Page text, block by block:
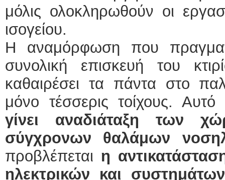
μόλις ολοκληρωθούν οι
ισογείου.
Η αναμόρφωση που
συνολική επισκευή του
καθαιρέσει τα πάντα στο
μόνο τέσσερις τοίχους.
γίνει αναδιάταξη των
σύγχρονων θαλάμων
προβλέπεται η
ηλεκτρικών και